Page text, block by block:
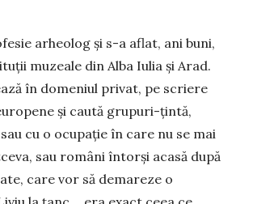
arheolog și s-a aflat, ani buni,
muzeale din Alba Iulia și Arad.
în dome­niul privat, pe scriere
și caută gru­puri-țintă,
cu o ocu­pație în care nu se mai
sau români întorși acasă după
care vor să demareze o